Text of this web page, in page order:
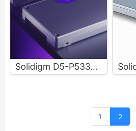
Solidigm D5-P5336高密度数据中心固态硬盘
1 2